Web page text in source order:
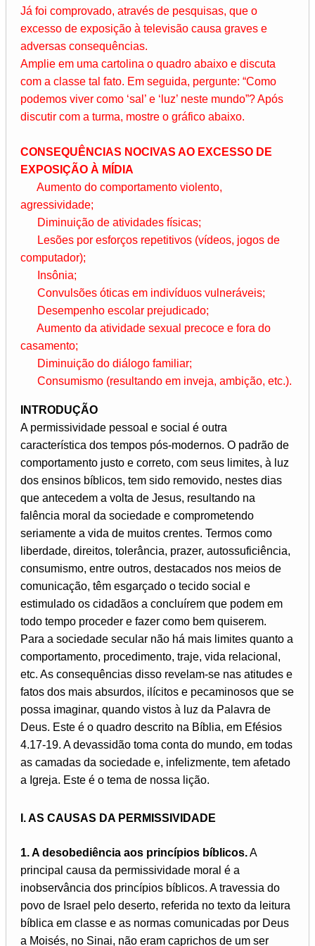
Já foi comprovado, através de pesquisas, que o
excesso de exposição à televisão causa graves e
adversas consequências.
Amplie em uma cartolina o quadro abaixo e discuta
com a classe tal fato. Em seguida, pergunte: “Como
podemos viver como ‘sal’ e ‘luz’ neste mundo”? Após
discutir com a turma, mostre o gráfico abaixo.
CONSEQUÊNCIAS NOCIVAS AO EXCESSO DE
EXPOSIÇÃO À MÍDIA
Aumento do comportamento violento,
agressividade;
Diminuição de atividades físicas;
Lesões por esforços repetitivos (vídeos, jogos de
computador);
Insônia;
Convulsões óticas em indivíduos vulneráveis;
Desempenho escolar prejudicado;
Aumento da atividade sexual precoce e fora do
casamento;
Diminuição do diálogo familiar;
Consumismo (resultando em inveja, ambição, etc.).
INTRODUÇÃO
A permissividade pessoal e social é outra
característica dos tempos pós-modernos. O padrão de
comportamento justo e correto, com seus limites, à luz
dos ensinos bíblicos, tem sido removido, nestes dias
que antecedem a volta de Jesus, resultando na
falência moral da sociedade e comprometendo
seriamente a vida de muitos crentes. Termos como
liberdade, direitos, tolerância, prazer, autossuficiência,
consumismo, entre outros, destacados nos meios de
comunicação, têm esgarçado o tecido social e
estimulado os cidadãos a concluírem que podem em
todo tempo proceder e fazer como bem quiserem.
Para a sociedade secular não há mais limites quanto a
comportamento, procedimento, traje, vida relacional,
etc. As consequências disso revelam-se nas atitudes e
fatos dos mais absurdos, ilícitos e pecaminosos que se
possa imaginar, quando vistos à luz da Palavra de
Deus. Este é o quadro descrito na Bíblia, em Efésios
4.17-19. A devassidão toma conta do mundo, em todas
as camadas da sociedade e, infelizmente, tem afetado
a Igreja. Este é o tema de nossa lição.
I. AS CAUSAS DA PERMISSIVIDADE
1. A desobediência aos princípios bíblicos.A
principal causa da permissividade moral é a
inobservância dos princípios bíblicos. A travessia do
povo de Israel pelo deserto, referida no texto da leitura
bíblica em classe e as normas comunicadas por Deus
a Moisés, no Sinai, não eram caprichos de um ser